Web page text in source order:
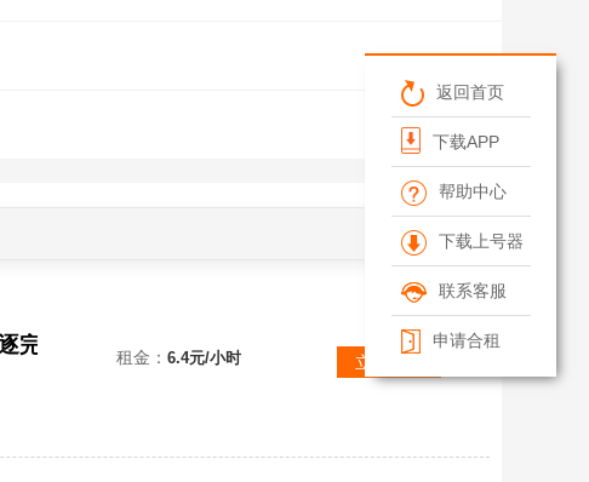
返回首页
下载APP
帮助中心
下载上号器
联系客服
申请合租
清空筛选条件
世界OL账号【九游版本】安卓租号异能者百级羊驼暴力叨级放逐完美叨龙影雷鸟瓜，游戏里面切换到账号密登录
租金： 6.4元/小时 立即租赁